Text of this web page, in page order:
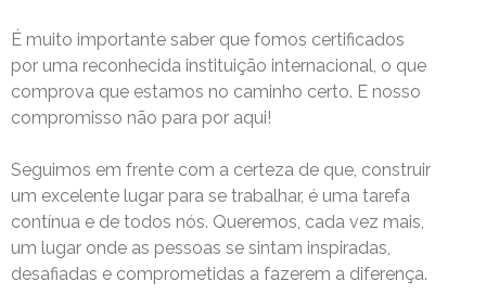
É muito importante saber que fomos certificados
por uma reconhecida instituição internacional, o que
comprova que estamos no caminho certo. E nosso
compromisso não para por aqui!
Seguimos em frente com a certeza de que, construir
um excelente lugar para se trabalhar, é uma tarefa
contínua e de todos nós. Queremos, cada vez mais,
um lugar onde as pessoas se sintam inspiradas,
desafiadas e comprometidas a fazerem a diferença.